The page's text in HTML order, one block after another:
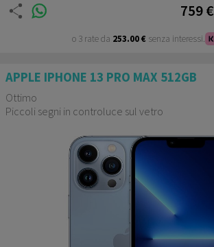
759 €
o 3 rate da 253.00 €senza interessi.
APPLE IPHONE 13 PRO MAX 512GB
Ottimo
Piccoli segni in controluce sul vetro